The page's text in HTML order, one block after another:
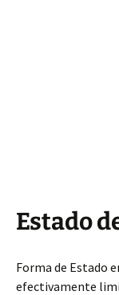
Estado
Forma de Estado
efectivamente